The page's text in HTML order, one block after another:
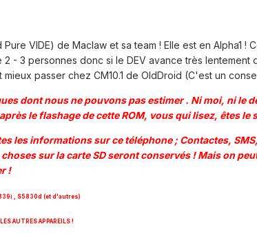
VIDE) de Maclaw et sa team ! Elle est en Alpha1
- 3 personnes donc si le DEV avance très
passer chez CM10.1 de OldDroid (C'est un
dont nous ne pouvons pas estimer . Ni moi, ni le
le flashage de cette ROM, vous qui lisez, êtes
les informations sur ce téléphone ; Contactes,
sur la carte SD seront conservés ! Mais on
!
, S5830d (et d'autres)
AUTRES APPAREILS !